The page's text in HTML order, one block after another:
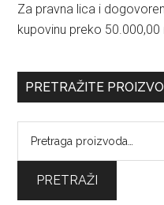
Za pravna lica i
kupovinu preko
PRETRAŽITE
PRETRAŽI